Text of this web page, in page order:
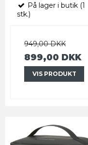
På lager i butik (1
stk.)
949,00 DKK
899,00 DKK
VIS PRODUKT